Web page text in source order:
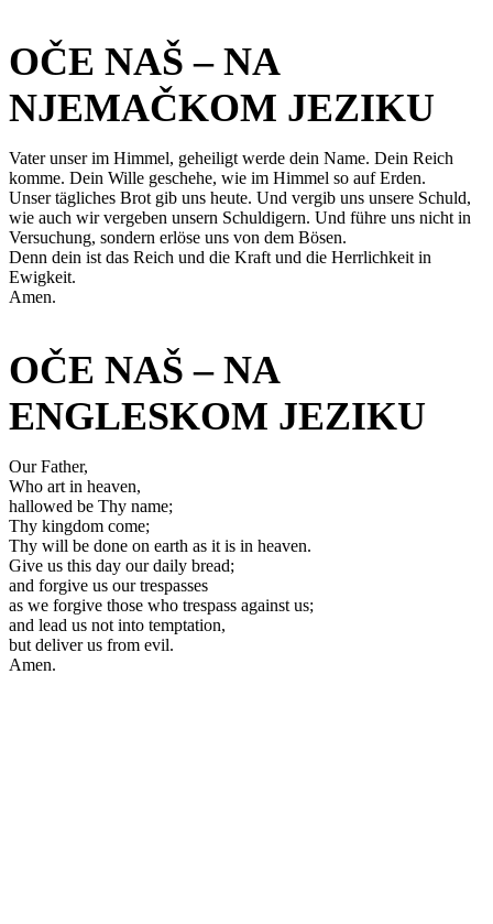
OČE NAŠ – NA
NJEMAČKOM JEZIKU
Vater unser im Himmel, geheiligt werde dein Name. Dein Reich
komme. Dein Wille geschehe, wie im Himmel so auf Erden.
Unser tägliches Brot gib uns heute. Und vergib uns unsere Schuld,
wie auch wir vergeben unsern Schuldigern. Und führe uns nicht in
Versuchung, sondern erlöse uns von dem Bösen.
Denn dein ist das Reich und die Kraft und die Herrlichkeit in
Ewigkeit.
Amen.
OČE NAŠ – NA
ENGLESKOM JEZIKU
Our Father,
Who art in heaven,
hallowed be Thy name;
Thy kingdom come;
Thy will be done on earth as it is in heaven.
Give us this day our daily bread;
and forgive us our trespasses
as we forgive those who trespass against us;
and lead us not into temptation,
but deliver us from evil.
Amen.